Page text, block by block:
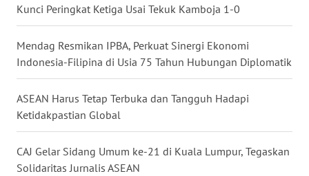
Kunci Peringkat Ketiga Usai Tekuk Kamboja 1-0
Mendag Resmikan IPBA, Perkuat Sinergi Ekonomi
Indonesia-Filipina di Usia 75 Tahun Hubungan Diplomatik
ASEAN Harus Tetap Terbuka dan Tangguh Hadapi
Ketidakpastian Global
CAJ Gelar Sidang Umum ke-21 di Kuala Lumpur, Tegaskan
Solidaritas Jurnalis ASEAN
WN
DAIRI
WN
DANAU
TOBA
WN
NIAS